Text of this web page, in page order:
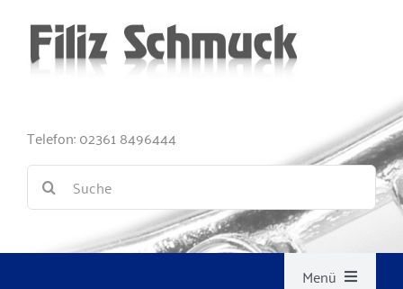
springen
Tele­fon: 02361 8496444
Suche
nach:
Menü